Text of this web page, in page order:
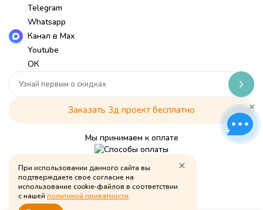
Telegram
Whatsapp
Канал в Max
Youtube
ОК
Заказать 3д проект бесплатно
Мы принимаем к оплате
Политика обработки персональных данных
© Babymouse, 2026
При использовании данного сайта вы
подтверждаете свое согласие на
использование cookie-файлов в соответствии
с нашей политикой приватности.
×